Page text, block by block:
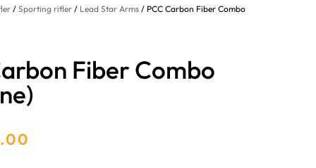
/Sporting rifler / Lead Star Arms / PCC Carbon Fiber Combo
Fiber Combo